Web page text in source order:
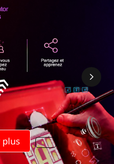
plus